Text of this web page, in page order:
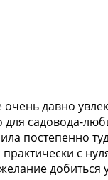
давно
садовода-
постепенно
с
добиться